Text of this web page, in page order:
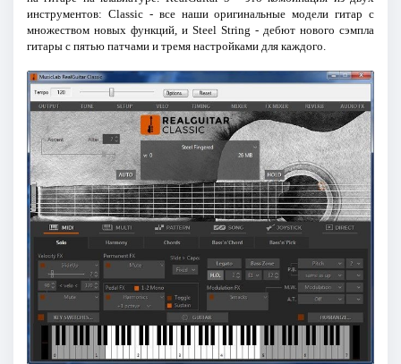
инструментов: Classic - все наши оригинальные модели гитар с
множеством новых функций, и Steel String - дебют нового сэмпла
гитары с пятью патчами и тремя настройками для каждого.